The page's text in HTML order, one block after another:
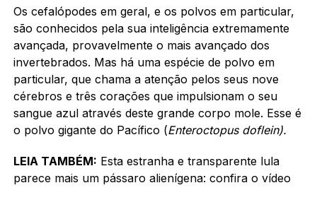
Os cefalópodes em geral, e os polvos em particular,
são conhecidos pela sua inteligência extremamente
avançada, provavelmente o mais avançado dos
invertebrados. Mas há uma espécie de polvo em
particular, que chama a atenção pelos seus nove
cérebros e três corações que impulsionam o seu
sangue azul através deste grande corpo mole. Esse é
o polvo gigante do Pacífico (Enteroctopus doflein).
LEIA TAMBÉM: Esta estranha e transparente lula
parece mais um pássaro alienígena: confira o vídeo